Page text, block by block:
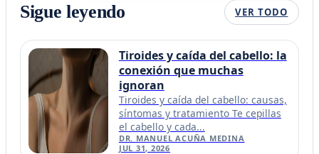
Sigue leyendo VER TODO
Tiroides y caída del cabello: la
conexión que muchas
ignoran
Tiroides y caída del cabello: causas,
síntomas y tratamiento Te cepillas
el cabello y cada...
DR. MANUEL ACUÑA MEDINA
JUL 31, 2026